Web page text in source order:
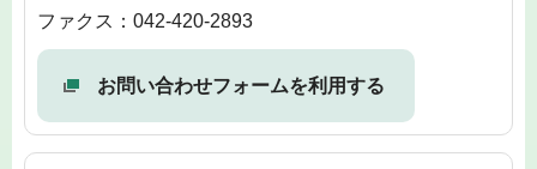
ファクス：042-420-2893
お問い合わせフォームを利用する